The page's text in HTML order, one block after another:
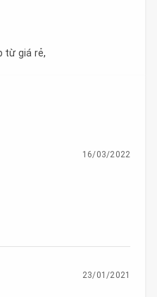
từ giá rẻ,
16/03/2022
23/01/2021